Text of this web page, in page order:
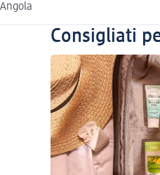
Angola
Consigliati